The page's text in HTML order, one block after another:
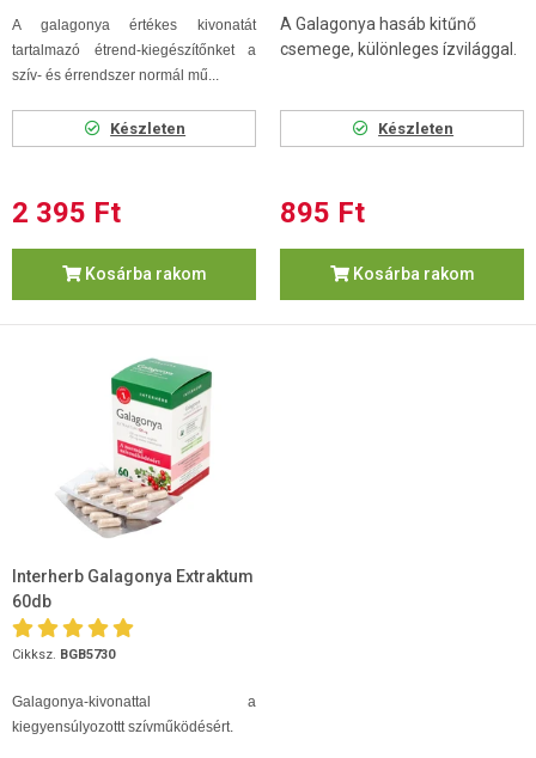
A galagonya értékes kivonatát
tartalmazó étrend-kiegészítőnket a
szív- és érrendszer normál mű...
Készleten
2 395 Ft
Kosárba rakom
A Galagonya hasáb kitűnő
csemege, különleges ízvilággal.
Készleten
895 Ft
Kosárba rakom
Interherb Galagonya Extraktum
60db
Cikksz. BGB5730
Galagonya-kivonattal a
kiegyensúlyozottt szívműködésért.